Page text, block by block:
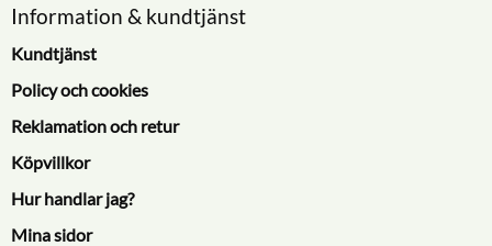
Information & kundtjänst
Kundtjänst
Policy och cookies
Reklamation och retur
Köpvillkor
Hur handlar jag?
Mina sidor